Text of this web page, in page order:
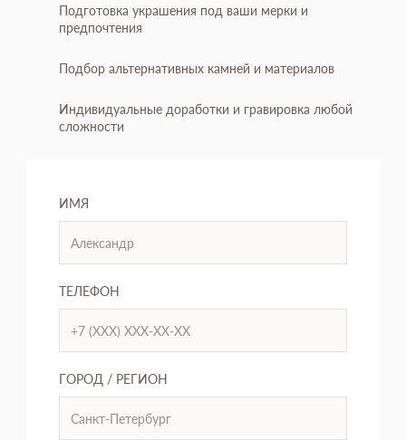
Подготовка украшения под ваши мерки и
предпочтения
Подбор альтернативных камней и материалов
Индивидуальные доработки и гравировка любой
сложности
ИМЯ
ТЕЛЕФОН
ГОРОД / РЕГИОН